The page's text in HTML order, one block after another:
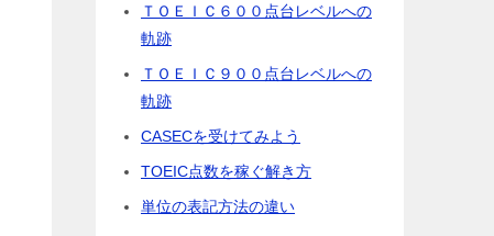
ＴＯＥＩＣ６００点台レベルへの
軌跡
ＴＯＥＩＣ９００点台レベルへの
軌跡
CASECを受けてみよう
TOEIC点数を稼ぐ解き方
単位の表記方法の違い